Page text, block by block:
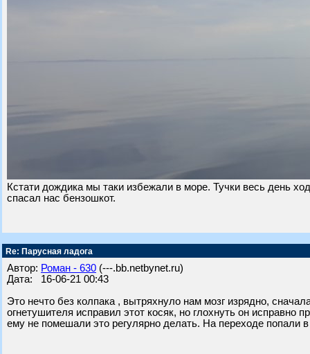
Кстати дождика мы таки избежали в море. Тучки весь день
спасал нас бензошкот.
Re: Парусная ладога
Автор: Роман - 630 (---.bb.netbynet.ru)
Дата: 16-06-21 00:43
Это нечто без колпака , вытряхнуло нам мозг изрядно,
огнетушителя исправил этот косяк, но глохнуть он
ему не помешали это регулярно делать. На переходе попали